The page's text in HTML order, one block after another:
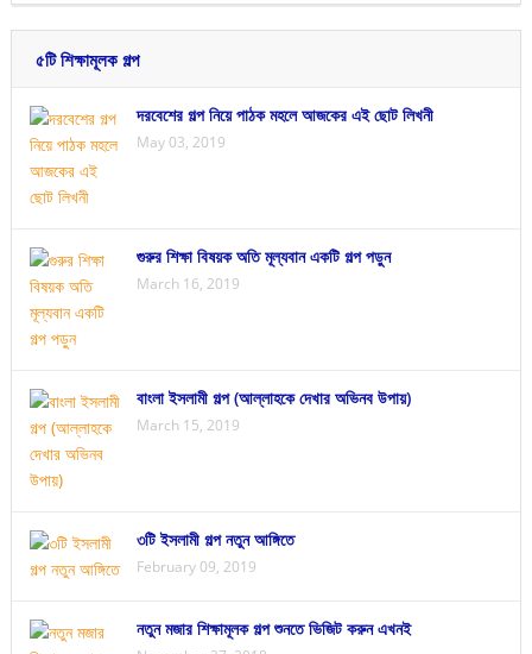
৫টি শিক্ষামূলক গল্প
দরবেশের গল্প নিয়ে পাঠক মহলে আজকের এই ছোট লিখনী
May 03, 2019
গুরুর শিক্ষা বিষয়ক অতি মূল্যবান একটি গল্প পড়ুন
March 16, 2019
বাংলা ইসলামী গল্প (আল্লাহকে দেখার অভিনব উপায়)
March 15, 2019
৩টি ইসলামী গল্প নতুন আঙ্গিতে
February 09, 2019
নতুন মজার শিক্ষামূলক গল্প শুনতে ভিজিট করুন এখনই